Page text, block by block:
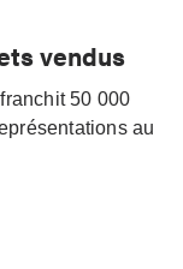
vendus
50 000
au